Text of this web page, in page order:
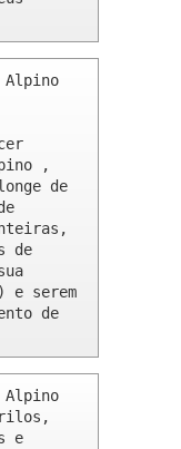
Alpino
,
de
de
e serem
de
Alpino
e